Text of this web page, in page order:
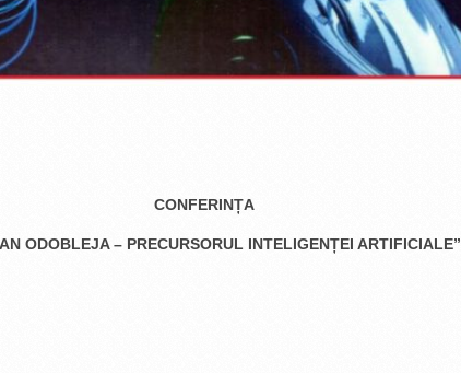
CONFERINȚA
ODOBLEJA – PRECURSORUL INTELIGENȚEI ARTIFICIALE”